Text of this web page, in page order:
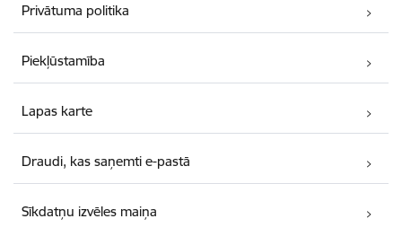
Privātuma politika
Piekļūstamība
Lapas karte
Draudi, kas saņemti e-pastā
Sīkdatņu izvēles maiņa